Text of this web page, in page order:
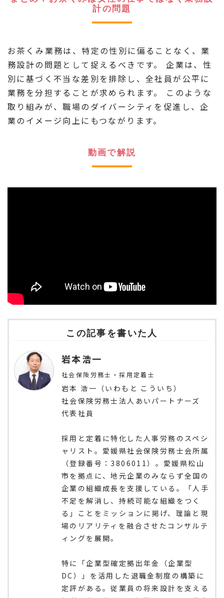
計の問題
お茶くみ業務は、特定の性別に偏ることなく、業
務設計の問題として捉えるべきです。 企業は、性
別に基づく不当な差別を排除し、全社員が公平に
業務を分担することが求められます。 このような
取り組みが、職場のダイバーシティを促進し、企
業のイメージ向上にもつながります。
動画で解説
この記事を書いた人
岩本浩一
社会保険労務士・採用定着士
岩本 浩一（いわもと こういち）
社会保険労務士法人あいパートナーズ
代表社員
採用と定着に特化した人事労務のスペシ
ャリスト。愛媛県社会保険労務士会所属
（登録番号：3806011）。愛媛県松山
市を拠点に、地元企業のみならず全国の
企業の組織成長を支援している。「人手
不足を解消し、持続可能な組織をつく
る」ことをミッションに掲げ、理論と現
場のリアリティを融合させたコンサルテ
ィングを展開。
特に「企業型確定拠出年金（企業型
DC）」を活用した退職金制度の構築に
定評がある。従業員の将来設計を支える